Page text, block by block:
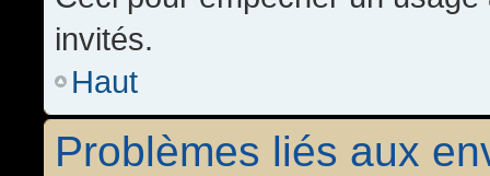
invités.
Haut
Problèmes liés aux